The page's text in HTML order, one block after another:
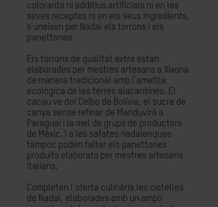
colorants ni additius artificials ni en les
seves receptes ni en els seus ingredients,
s'uneixen per Nadal els torrons i els
panettones.
Els torrons de qualitat extra estan
elaborades per mestres artesans a Xixona
de manera tradicional amb l'ametlla
ecològica de les terres alacantines. El
cacau ve del Ceibo de Bolívia, el sucre de
canya sense refinar de Manduvirá a
Paraguai i la mel de grups de productors
de Mèxic. I a les safates nadalenques
tampoc poden faltar els panettones
produïts elaborats per mestres artesans
italians.
Completen l'oferta culinària les cistelles
de Nadal, elaborades amb un ampli